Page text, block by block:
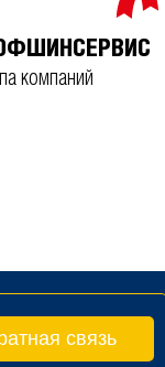
компаний
связь